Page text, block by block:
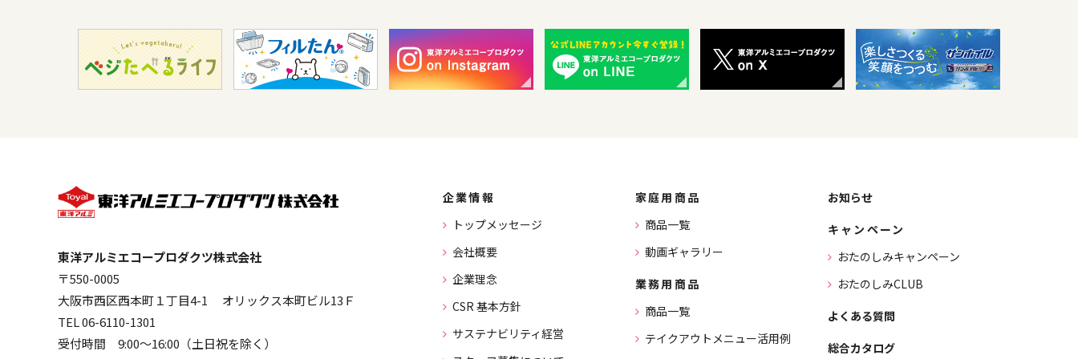
東洋アルミエコープロダクツ株式会社
〒550-0005
大阪市西区西本町１丁目4-1 オリックス本町ビル13Ｆ
TEL 06-6110-1301
受付時間 9:00～16:00（土日祝を除く）
企業情報
トップメッセージ
会社概要
企業理念
CSR 基本方針
サステナビリティ経営
家庭用商品
商品一覧
動画ギャラリー
業務用商品
商品一覧
テイクアウトメニュー活用例
お知らせ
キャンペーン
おたのしみキャンペーン
おたのしみCLUB
よくある質問
総合カタログ